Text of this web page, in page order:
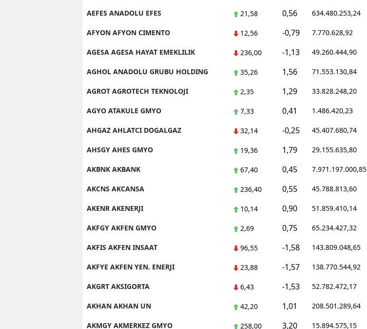
AEFES ANADOLU EFES 21,58 0,56 634.480.253,24
AFYON AFYON CIMENTO 12,56 -0,79 7.770.628,92
AGESA AGESA HAYAT EMEKLILIK 236,00 -1,13 49.260.444,90
AGHOL ANADOLU GRUBU HOLDING 35,26 1,56 71.553.130,84
AGROT AGROTECH TEKNOLOJI 2,35 1,29 33.828.248,20
AGYO ATAKULE GMYO 7,33 0,41 1.486.420,23
AHGAZ AHLATCI DOGALGAZ 32,14 -0,25 45.407.680,74
AHSGY AHES GMYO 19,36 1,79 29.155.635,80
AKBNK AKBANK 67,40 0,45 7.971.197.000,85
AKCNS AKCANSA 236,40 0,55 45.788.813,60
AKENR AKENERJI 10,14 0,90 51.859.410,14
AKFGY AKFEN GMYO 2,69 0,75 65.234.427,32
AKFIS AKFEN INSAAT 96,55 -1,58 143.809.048,65
AKFYE AKFEN YEN. ENERJI 23,88 -1,57 138.770.544,92
AKGRT AKSIGORTA 6,43 -1,53 52.782.472,17
AKHAN AKHAN UN 42,20 1,01 208.501.289,64
AKMGY AKMERKEZ GMYO 258,00 3,20 15.894.575,15